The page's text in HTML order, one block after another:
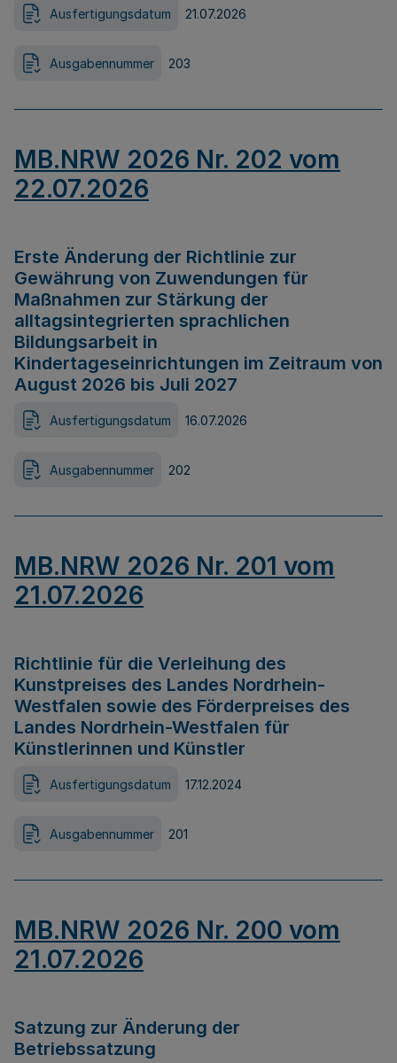
Ausfertigungsdatum 21.07.2026
Ausgabennummer 203
MB.NRW 2026 Nr. 202 vom
22.07.2026
Erste Änderung der Richtlinie zur
Gewährung von Zuwendungen für
Maßnahmen zur Stärkung der
alltagsintegrierten sprachlichen
Bildungsarbeit in
Kindertageseinrichtungen im Zeitraum von
August 2026 bis Juli 2027
Ausfertigungsdatum 16.07.2026
Ausgabennummer 202
MB.NRW 2026 Nr. 201 vom
21.07.2026
Richtlinie für die Verleihung des
Kunstpreises des Landes Nordrhein-
Westfalen sowie des Förderpreises des
Landes Nordrhein-Westfalen für
Künstlerinnen und Künstler
Ausfertigungsdatum 17.12.2024
Ausgabennummer 201
MB.NRW 2026 Nr. 200 vom
21.07.2026
Satzung zur Änderung der
Betriebssatzung